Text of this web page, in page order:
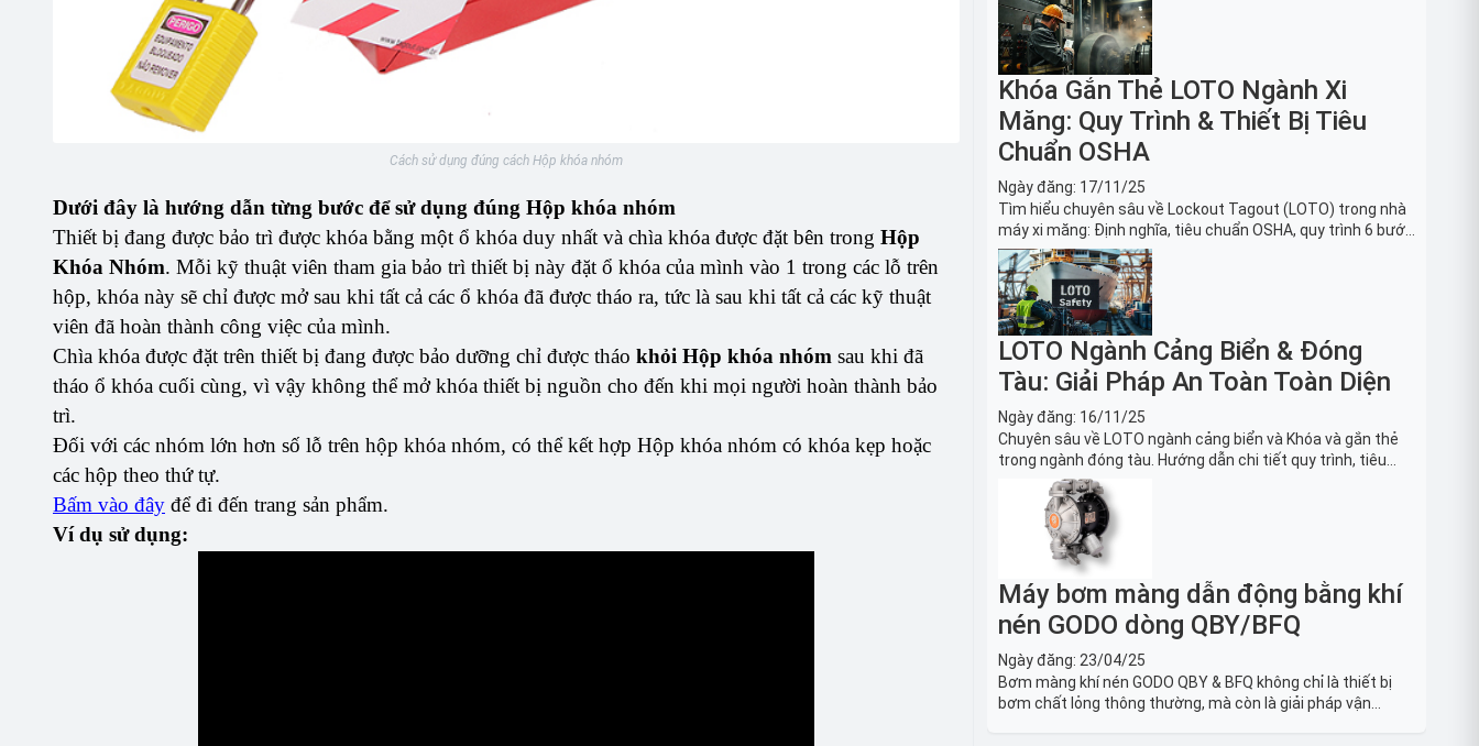
Cách sử dụng đúng cách Hộp khóa nhóm
Dưới đây là hướng dẫn từng bước để sử dụng đúng Hộp khóa nhóm
Thiết bị đang được bảo trì được khóa bằng một ổ khóa duy nhất và chìa khóa được đặt bên trong Hộp
Khóa Nhóm. Mỗi kỹ thuật viên tham gia bảo trì thiết bị này đặt ổ khóa của mình vào 1 trong các lỗ trên
hộp, khóa này sẽ chỉ được mở sau khi tất cả các ổ khóa đã được tháo ra, tức là sau khi tất cả các kỹ thuật
viên đã hoàn thành công việc của mình.
Chìa khóa được đặt trên thiết bị đang được bảo dưỡng chỉ được tháo khỏi Hộp khóa nhóm sau khi đã
tháo ổ khóa cuối cùng, vì vậy không thể mở khóa thiết bị nguồn cho đến khi mọi người hoàn thành bảo
trì.
Đối với các nhóm lớn hơn số lỗ trên hộp khóa nhóm, có thể kết hợp Hộp khóa nhóm có khóa kẹp hoặc
các hộp theo thứ tự.
Bấm vào đây để đi đến trang sản phẩm.
Ví dụ sử dụng:
Khóa Gắn Thẻ LOTO Ngành Xi
Măng: Quy Trình & Thiết Bị Tiêu
Chuẩn OSHA
Ngày đăng: 17/11/25
Tìm hiểu chuyên sâu về Lockout Tagout (LOTO) trong nhà
máy xi măng: Định nghĩa, tiêu chuẩn OSHA, quy trình 6 bước
và danh sách thiết bị LOTO thiết yếu. Giải pháp bảo trì lò
nung, máy nghiền an toàn.
LOTO Ngành Cảng Biển & Đóng
Tàu: Giải Pháp An Toàn Toàn Diện
Ngày đăng: 16/11/25
Chuyên sâu về LOTO ngành cảng biển và Khóa và gắn thẻ
trong ngành đóng tàu. Hướng dẫn chi tiết quy trình, tiêu
chuẩn OSHA, thiết bị và Giải pháp LOTO trong công nghiệp
đóng tàu toàn diện.
Máy bơm màng dẫn động bằng khí
nén GODO dòng QBY/BFQ
Ngày đăng: 23/04/25
Bơm màng khí nén GODO QBY & BFQ không chỉ là thiết bị
bơm chất lỏng thông thường, mà còn là giải pháp vận